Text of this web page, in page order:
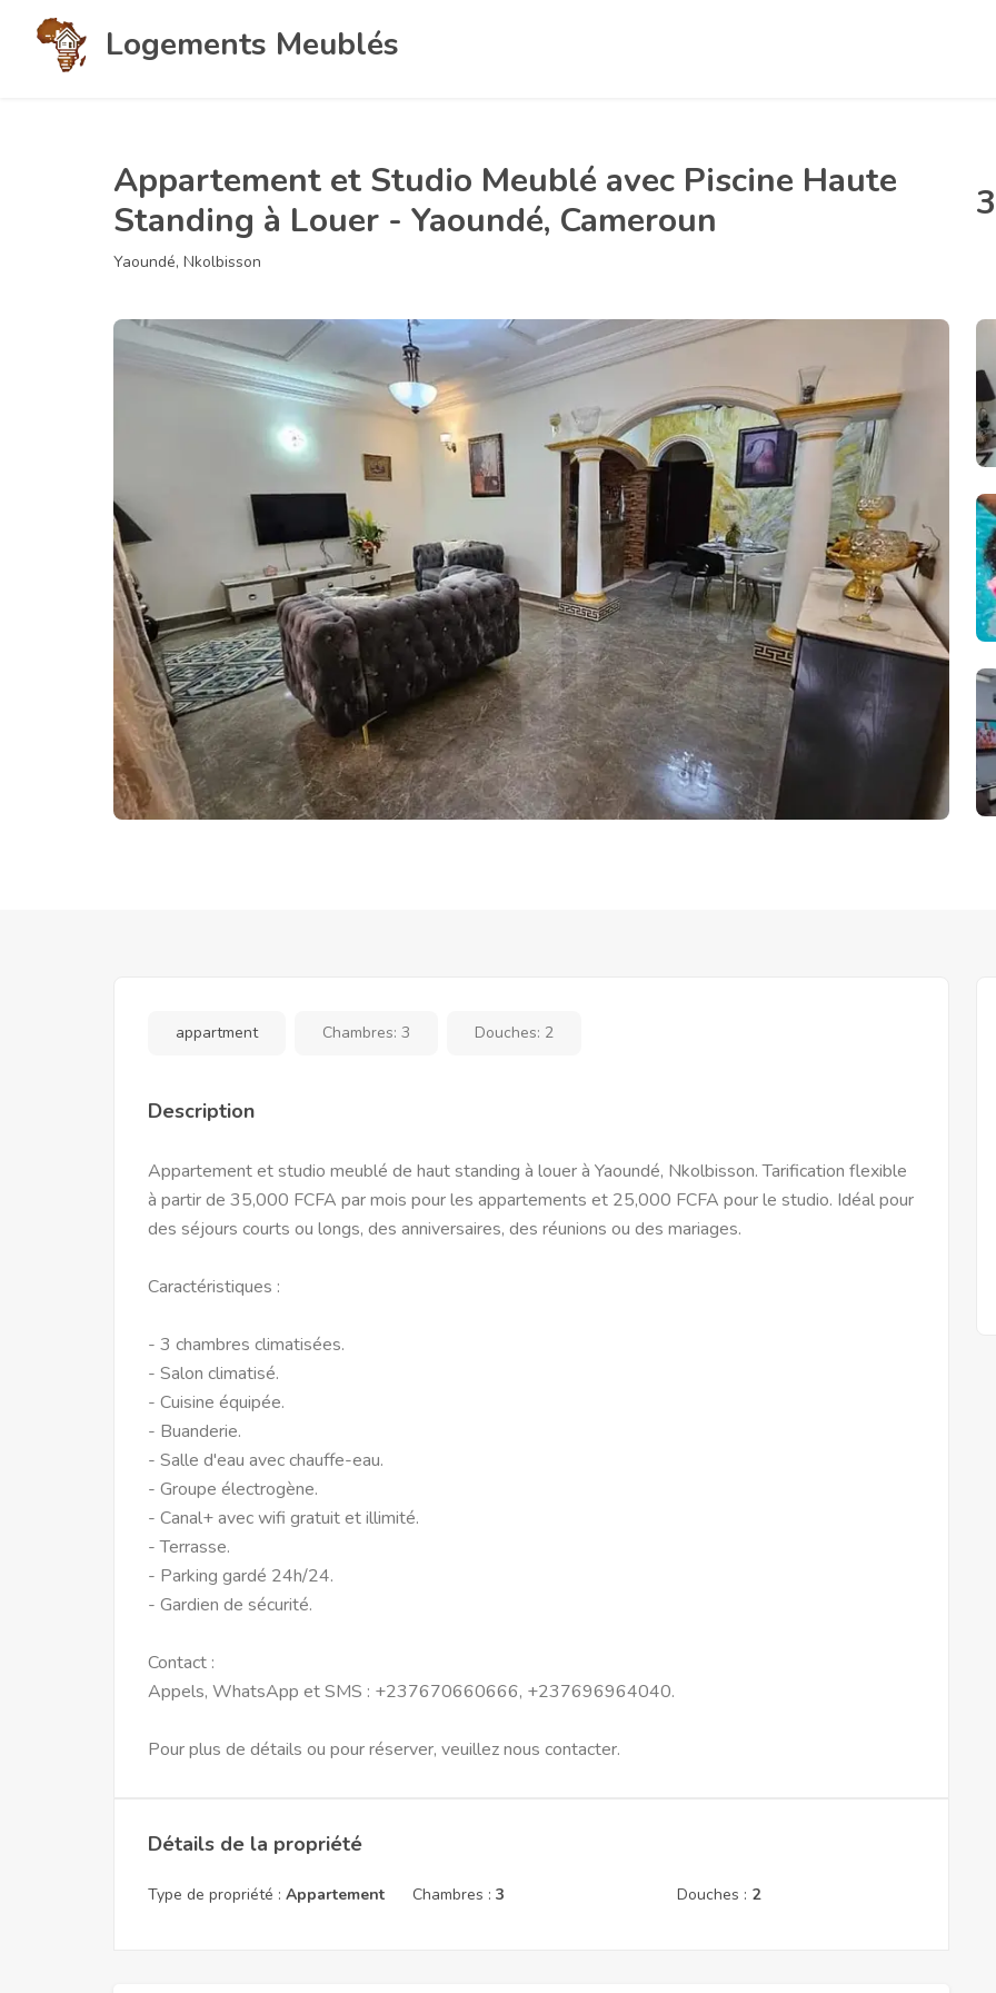
Logements Meublés
Appartement et Studio Meublé avec Piscine Haute
Standing à Louer - Yaoundé, Cameroun
Yaoundé, Nkolbisson
appartment Chambres: 3 Douches: 2
Description
Appartement et studio meublé de haut standing à louer à Yaoundé, Nkolbisson. Tarification flexible
à partir de 35,000 FCFA par mois pour les appartements et 25,000 FCFA pour le studio. Idéal pour
des séjours courts ou longs, des anniversaires, des réunions ou des mariages.
Caractéristiques :
- 3 chambres climatisées.
- Salon climatisé.
- Cuisine équipée.
- Buanderie.
- Salle d'eau avec chauffe-eau.
- Groupe électrogène.
- Canal+ avec wifi gratuit et illimité.
- Terrasse.
- Parking gardé 24h/24.
- Gardien de sécurité.
Contact :
Appels, WhatsApp et SMS : +237670660666, +237696964040.
Pour plus de détails ou pour réserver, veuillez nous contacter.
Détails de la propriété
Type de propriété : Appartement Chambres : 3 Douches : 2